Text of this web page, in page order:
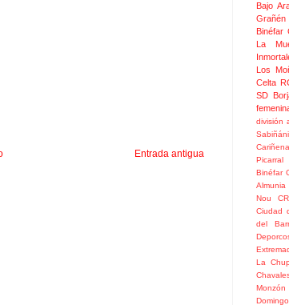
Entrada antigua
Bajo
Grañén
Binéfar
La
Los
Celta
SD
división
Cariñena
Picarral
Binéfar
Almunia
Nou
Ciudad
del
La